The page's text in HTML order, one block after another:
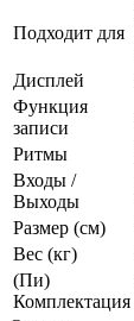
Подходит для
Дисплей
Функция
записи
Ритмы
Входы /
Выходы
Размер (см)
Вес (кг)
(Пи)
Комплектация